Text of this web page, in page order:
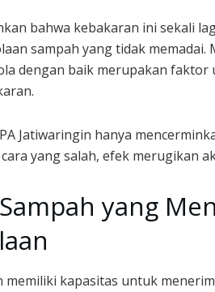
bahwa kebakaran ini sekali
sampah yang tidak
dengan baik merupakan
Jatiwaringin hanya
yang salah, efek merugikan
yang
memiliki kapasitas untuk